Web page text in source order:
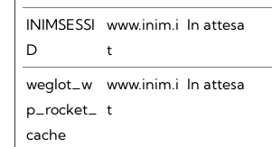
INIMSESSI
D
www.inim.i
t
In attesa
weglot_w
p_rocket_
cache
www.inim.i
t
In attesa